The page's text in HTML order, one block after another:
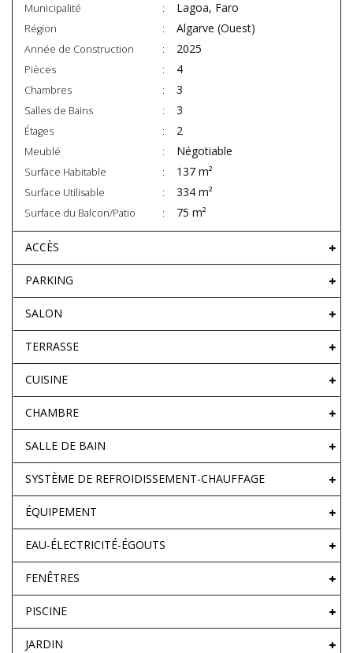
Municipalité Lagoa, Faro
Région Algarve (Ouest)
Année de Construction 2025
Pièces 4
Chambres 3
Salles de Bains 3
Étages 2
Meublé Négotiable
Surface Habitable 137 m²
Surface Utilisable 334 m²
Surface du Balcon/Patio 75 m²
ACCÈS
PARKING
SALON
TERRASSE
CUISINE
CHAMBRE
SALLE DE BAIN
SYSTÈME DE REFROIDISSEMENT-CHAUFFAGE
ÉQUIPEMENT
EAU-ÉLECTRICITÉ-ÉGOUTS
FENÊTRES
PISCINE
JARDIN